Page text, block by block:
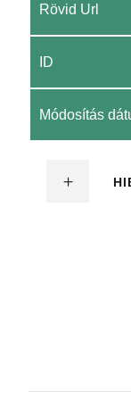
Rövid Url
ID
Módosítás